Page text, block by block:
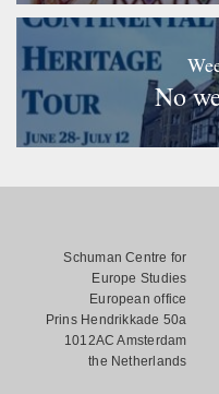
No
Schuman Centre for
Europe Studies
European office
Prins Hendrikkade 50a
1012AC Amsterdam
the Netherlands